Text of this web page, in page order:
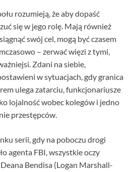
rozumieją, że aby dopaść
się w jego rolę. Mają również
swój cel, mogą być czasem
– zerwać więzi z tymi,
Zdani na siebie,
w sytuacjach, gdy granica
ulega zatarciu, funkcjonariusze
lojalność wobec kolegów i jedno
przestępców.
serii, gdy na poboczu drogi
agenta FBI, wszystkie oczy
Bendisa (Logan Marshall-